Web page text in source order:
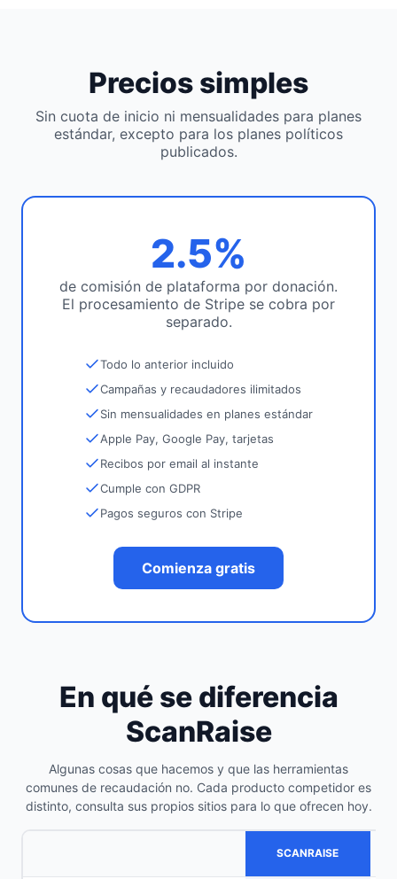
Precios simples
Sin cuota de inicio ni mensualidades para planes
estándar, excepto para los planes políticos
publicados.
2.5%
de comisión de plataforma por donación.
El procesamiento de Stripe se cobra por
separado.
Todo lo anterior incluido
Campañas y recaudadores ilimitados
Sin mensualidades en planes estándar
Apple Pay, Google Pay, tarjetas
Recibos por email al instante
Cumple con GDPR
Pagos seguros con Stripe
Comienza gratis
En qué se diferencia
ScanRaise
Algunas cosas que hacemos y que las herramientas
comunes de recaudación no. Cada producto competidor es
distinto, consulta sus propios sitios para lo que ofrecen hoy.
SCANRAISE